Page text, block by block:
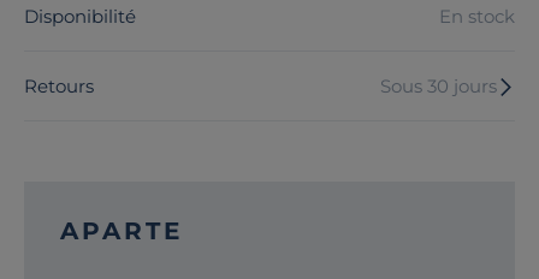
Disponibilité En stock
Retours Sous 30 jours
APARTE